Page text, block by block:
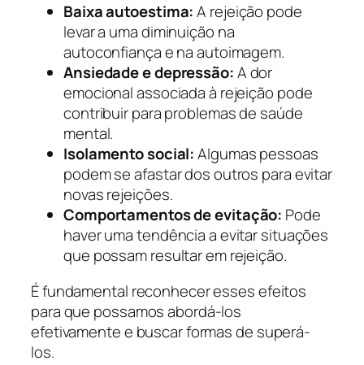
Baixa autoestima:A rejeição pode
levar a uma diminuição na
autoconfiança e na autoimagem.
Ansiedade e depressão:A dor
emocional associada à rejeição pode
contribuir para problemas de saúde
mental.
Isolamento social:Algumas pessoas
podem se afastar dos outros para evitar
novas rejeições.
Comportamentos de evitação: Pode
haver uma tendência a evitar situações
que possam resultar em rejeição.
É fundamental reconhecer esses efeitos
para que possamos abordá-los
efetivamente e buscar formas de superá-
los.